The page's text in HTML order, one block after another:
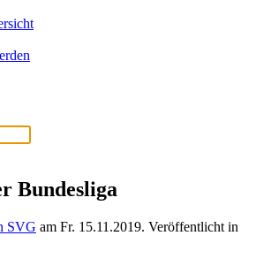
Bundesliga
SVG am Fr. 15.11.2019. Veröffentlicht in